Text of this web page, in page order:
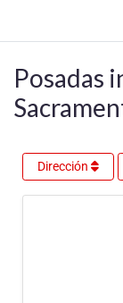
Posadas
Dirección